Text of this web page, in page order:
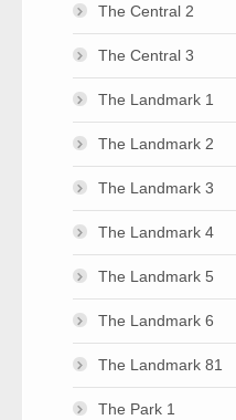
The Central 2
The Central 3
The Landmark 1
The Landmark 2
The Landmark 3
The Landmark 4
The Landmark 5
The Landmark 6
The Landmark 81
The Park 1